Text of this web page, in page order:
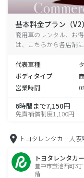
基本料金プラン（V2）
商用車のレンタル、お
は、こちらから各店舗
代表車種
ボディタイプ
営業時間
6時間まで7,150円
免責補償制度1,100円
トヨタレンタカー大
トヨタレンタカ
豊中市蛍池西町3
階